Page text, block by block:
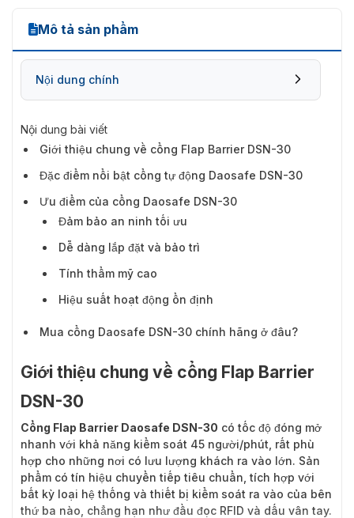
Mô tả sản phẩm
Nội dung chính
Ưu điểm của cổng Daosafe DSN-30
Nội dung bài viết
Giới thiệu chung về cổng Flap Barrier DSN-30
Đặc điểm nổi bật cổng tự động Daosafe DSN-30
Ưu điểm của cổng Daosafe DSN-30
Đảm bảo an ninh tối ưu
Dễ dàng lắp đặt và bảo trì
Tính thẩm mỹ cao
Hiệu suất hoạt động ổn định
Mua cổng Daosafe DSN-30 chính hãng ở đâu?
Giới thiệu chung về cổng Flap Barrier
DSN-30
Cổng Flap Barrier Daosafe DSN-30 có tốc độ đóng mở
nhanh với khả năng kiểm soát 45 người/phút, rất phù
hợp cho những nơi có lưu lượng khách ra vào lớn. Sản
phẩm có tín hiệu chuyển tiếp tiêu chuẩn, tích hợp với
bất kỳ loại hệ thống và thiết bị kiểm soát ra vào của bên
thứ ba nào, chẳng hạn như đầu đọc RFID và dấu vân tay.